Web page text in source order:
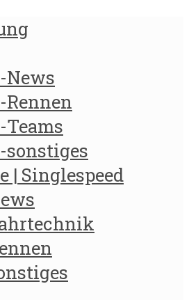
News
Rennen
Teams
sonstiges
| Singlespeed